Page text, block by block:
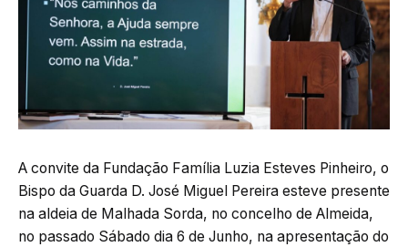
A convite da Fundação Família Luzia Esteves Pinheiro, o
Bispo da Guarda D. José Miguel Pereira esteve presente
na aldeia de Malhada Sorda, no concelho de Almeida,
no passado Sábado dia 6 de Junho, na apresentação do